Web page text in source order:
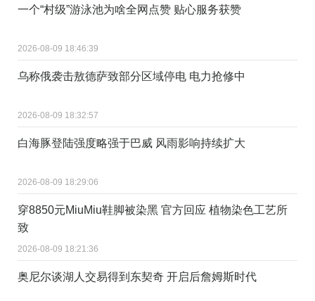
一个“村级”游泳池为啥全网点赞 贴心服务获赞
2026-08-09 18:46:39
乌称俄袭击敖德萨致部分区域停电 电力抢修中
2026-08-09 18:32:57
白海豚登陆强度略强于巴威 风雨影响持续扩大
2026-08-09 18:29:06
穿8850元MiuMiu鞋脚被染黑 官方回应 植物染色工艺所
致
2026-08-09 18:21:36
奥尼尔谈湖人交易得到东契奇 开启后詹姆斯时代